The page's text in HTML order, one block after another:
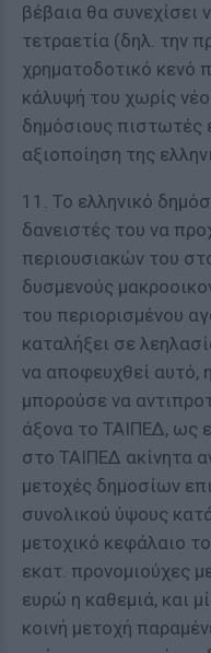
βέβαια θα συνεχίσει
τετραετία (δηλ. την
χρηματοδοτικό κενό
κάλυψή του χωρίς
δημόσιους πιστωτές
αξιοποίηση της
11. Το ελληνικό
δανειστές του να
περιουσιακών του
δυσμενούς
του περιορισμένου
καταλήξει σε
να αποφευχθεί αυτό,
μπορούσε να
άξονα το ΤΑΙΠΕΔ, ως
στο ΤΑΙΠΕΔ ακίνητα
μετοχές δημοσίων
συνολικού ύψους
μετοχικό κεφάλαιο
εκατ. προνομιούχες
ευρώ η καθεμιά, και
κοινή μετοχή